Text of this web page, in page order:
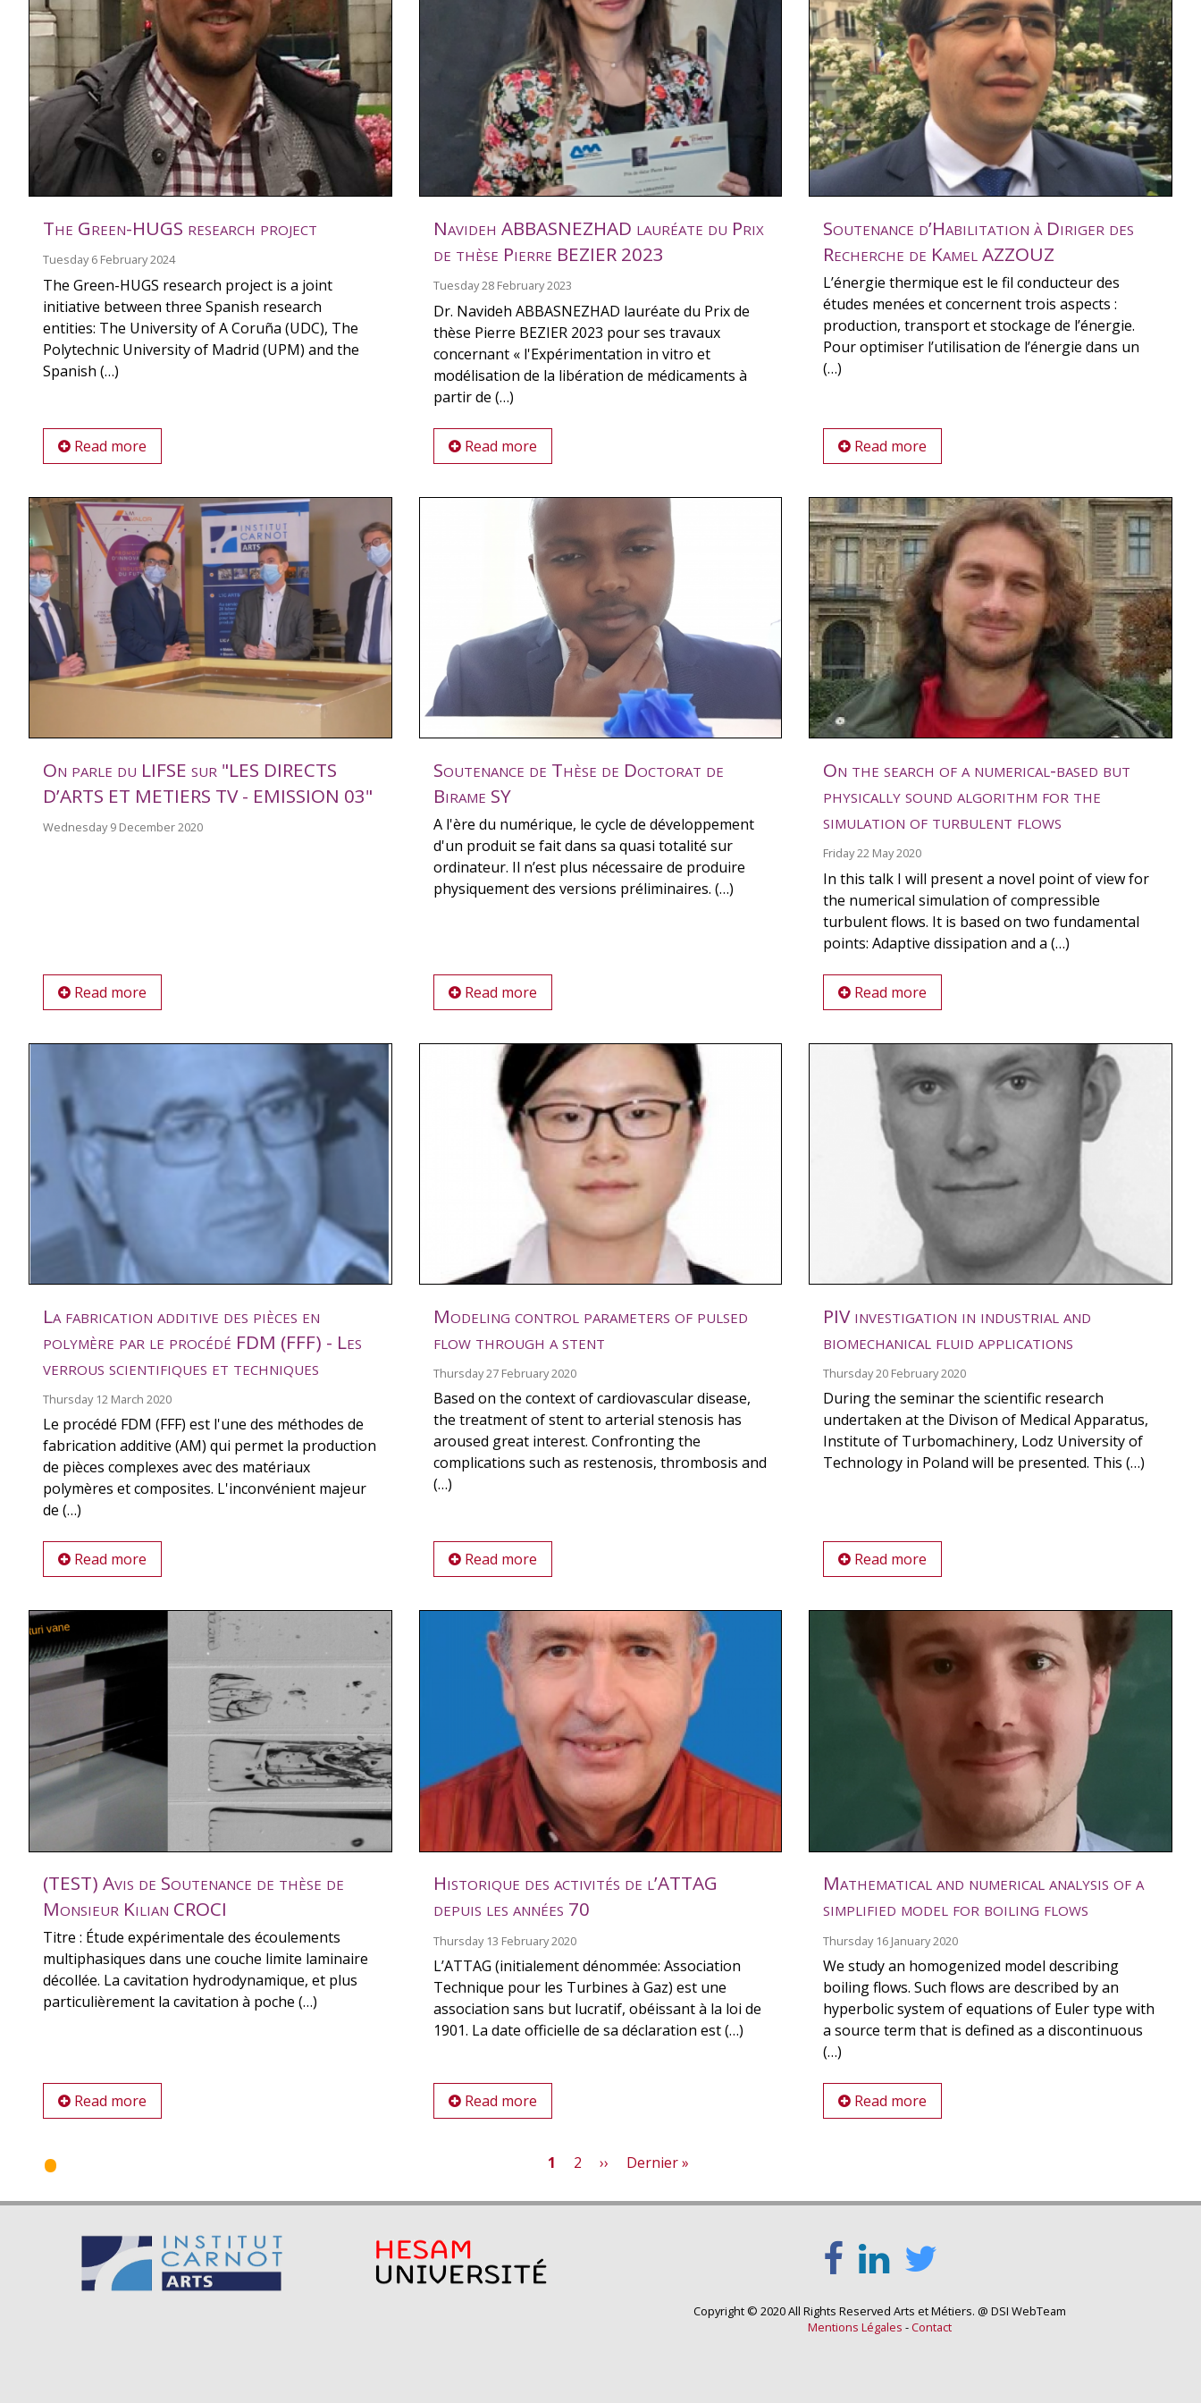
The Green-HUGS research project
Tuesday 6 February 2024
The Green-HUGS research project is a joint
initiative between three Spanish research
entities: The University of A Coruña (UDC), The
Polytechnic University of Madrid (UPM) and the
Spanish (…)
Read more
Navideh ABBASNEZHAD lauréate du Prix
de thèse Pierre BEZIER 2023
Tuesday 28 February 2023
Dr. Navideh ABBASNEZHAD lauréate du Prix de
thèse Pierre BEZIER 2023 pour ses travaux
concernant « l'Expérimentation in vitro et
modélisation de la libération de médicaments à
partir de (…)
Read more
Soutenance d’Habilitation à Diriger des
Recherche de Kamel AZZOUZ
L’énergie thermique est le fil conducteur des
études menées et concernent trois aspects :
production, transport et stockage de l’énergie.
Pour optimiser l’utilisation de l’énergie dans un
(…)
Read more
On parle du LIFSE sur "LES DIRECTS
D’ARTS ET METIERS TV - EMISSION 03"
Wednesday 9 December 2020
Read more
Soutenance de Thèse de Doctorat de
Birame SY
A l'ère du numérique, le cycle de développement
d'un produit se fait dans sa quasi totalité sur
ordinateur. Il n’est plus nécessaire de produire
physiquement des versions préliminaires. (…)
Read more
On the search of a numerical-based but
physically sound algorithm for the
simulation of turbulent flows
Friday 22 May 2020
In this talk I will present a novel point of view for
the numerical simulation of compressible
turbulent flows. It is based on two fundamental
points: Adaptive dissipation and a (…)
Read more
La fabrication additive des pièces en
polymère par le procédé FDM (FFF) - Les
verrous scientifiques et techniques
Thursday 12 March 2020
Le procédé FDM (FFF) est l'une des méthodes de
fabrication additive (AM) qui permet la production
de pièces complexes avec des matériaux
polymères et composites. L'inconvénient majeur
de (…)
Read more
Modeling control parameters of pulsed
flow through a stent
Thursday 27 February 2020
Based on the context of cardiovascular disease,
the treatment of stent to arterial stenosis has
aroused great interest. Confronting the
complications such as restenosis, thrombosis and
(…)
Read more
PIV investigation in industrial and
biomechanical fluid applications
Thursday 20 February 2020
During the seminar the scientific research
undertaken at the Divison of Medical Apparatus,
Institute of Turbomachinery, Lodz University of
Technology in Poland will be presented. This (…)
Read more
(TEST) Avis de Soutenance de thèse de
Monsieur Kilian CROCI
Titre : Étude expérimentale des écoulements
multiphasiques dans une couche limite laminaire
décollée. La cavitation hydrodynamique, et plus
particulièrement la cavitation à poche (…)
Read more
Historique des activités de l’ATTAG
depuis les années 70
Thursday 13 February 2020
L’ATTAG (initialement dénommée: Association
Technique pour les Turbines à Gaz) est une
association sans but lucratif, obéissant à la loi de
1901. La date officielle de sa déclaration est (…)
Read more
Mathematical and numerical analysis of a
simplified model for boiling flows
Thursday 16 January 2020
We study an homogenized model describing
boiling flows. Such flows are described by an
hyperbolic system of equations of Euler type with
a source term that is defined as a discontinuous
(…)
Read more
Pagination
Current
1 Page
2
Next
››
Last
Dernier »
Copyright © 2020 All Rights Reserved Arts et Métiers. @ DSI WebTeam
Mentions Légales -Contact